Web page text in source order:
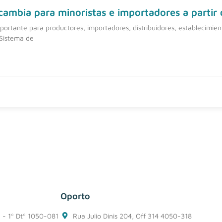
para minoristas e importadores a partir
para productores, importadores, distribuidores,
de
- 1º Dtº 1050-081
Oporto
Rua Julio Dinis 204, Off 314 4050-318